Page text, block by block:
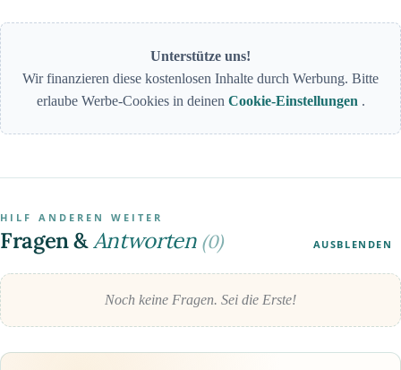
Unterstütze uns!
Wir finanzieren diese kostenlosen Inhalte durch Werbung. Bitte
erlaube Werbe-Cookies in deinen Cookie-Einstellungen .
HILF ANDEREN WEITER
Fragen &Antworten (0) AUSBLENDEN
Noch keine Fragen. Sei die Erste!